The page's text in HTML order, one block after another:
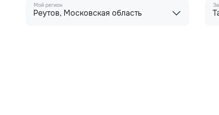
Мой регион
Реутов, Московская область